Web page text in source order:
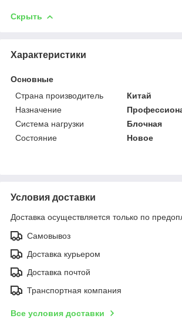
Скрыть
Характеристики
Основные
Страна производитель
Китай
Назначение
Система нагрузки
Блочная
Состояние
Новое
Условия доставки
Доставка осуществляется только по
Самовывоз
Доставка курьером
Доставка почтой
Транспортная компания
Все условия доставки